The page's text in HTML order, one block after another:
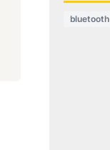
bluetooth